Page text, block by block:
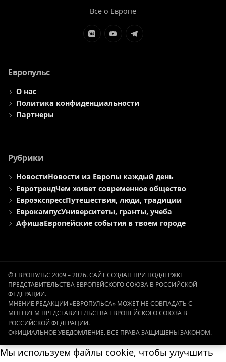
Все о Европе
ЭлементЭлементЭлемент
Европульс
О нас
Политика конфиденциальности
Партнеры
Рубрики
НовостиНовости из Европы каждый день
ЕвротрендЧем живет современное общество
ЕвроэкспрессПутешествия, люди, традиции
ЕврокампусУниверситеты, гранты, учеба
АфишаЕвропейские события в твоем городе
© ЕВРОПУЛЬС 2009 – 2026. САЙТ СОЗДАН ПРИ ПОДДЕРЖКЕ
ПРЕДСТАВИТЕЛЬСТВА ЕВРОПЕЙСКОГО СОЮЗА В РОССИЙСКОЙ
ФЕДЕРАЦИИ.
МНЕНИЕ РЕДАКЦИИ «ЕВРОПУЛЬСА» МОЖЕТ НЕ СОВПАДАТЬ С
МНЕНИЕМ ПРЕДСТАВИТЕЛЬСТВА ЕВРОПЕЙСКОГО СОЮЗА В
РОССИЙСКОЙ ФЕДЕРАЦИИ.
ОФИЦИАЛЬНОЕ УВЕДОМЛЕНИЕ. ВСЕ ПРАВА ЗАЩИЩЕНЫ ЗАКОНОМ.
Мы используем файлы cookie, чтобы улучшить